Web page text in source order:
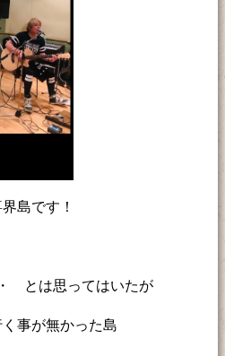
島です！
とは思ってはいたが
事が無かった島